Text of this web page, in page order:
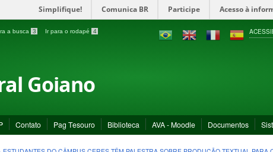
Simplifique! Comunica BR Participe Acesso à
a busca 3 Ir para o rodapé 4
Goiano
Contato Pag Tesouro Biblioteca AVA - Moodle Documentos